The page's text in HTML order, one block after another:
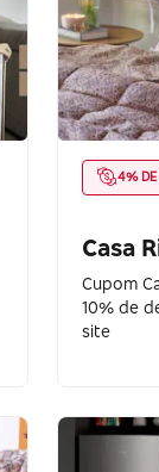
4%
Casa
Cupom
10% de
site